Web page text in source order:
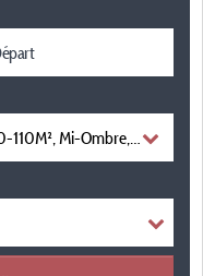
Mi-Ombre, Mi-Soleil,